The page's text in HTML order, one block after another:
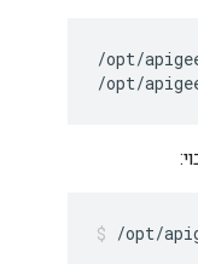
/opt/
/opt/
/opt/